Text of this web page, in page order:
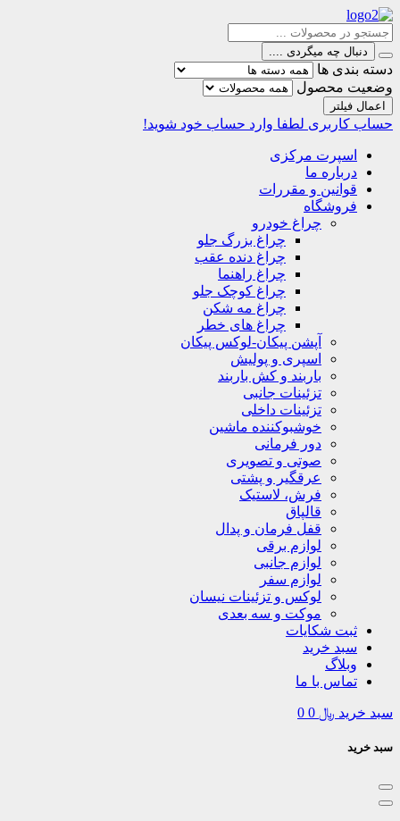
دنبال چه میگردی ....
دسته بندی ها
وضعیت محصول
اعمال فیلتر
حساب کاربری لطفا وارد حساب خود شوید!
اسپرت مرکزی
درباره ما
قوانین و مقررات
فروشگاه
چراغ خودرو
چراغ بزرگ جلو
چراغ دنده عقب
چراغ راهنما
چراغ کوچک جلو
چراغ مه شکن
چراغ های خطر
آپشن پیکان-لوکس پیکان
اسپری و پولیش
باربند و کش باربند
تزئینات جانبی
تزئینات داخلی
خوشبوکننده ماشین
دور فرمانی
صوتی و تصویری
عرقگیر و پشتی
فرش، لاستیک
قالپاق
قفل فرمان و پدال
لوازم برقی
لوازم جانبی
لوازم سفر
لوکس و تزئینات نیسان
موکت و سه بعدی
ثبت شکایات
سبد خرید
وبلاگ
تماس با ما
سبد خرید ﷼ 0
سبد خرید